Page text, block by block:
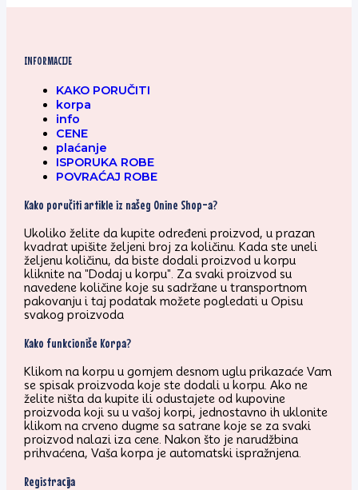
INFORMACIJE
KAKO PORUČITI
korpa
info
CENE
plaćanje
ISPORUKA ROBE
POVRAĆAJ ROBE
Kako poručiti artikle iz našeg Onine Shop-a?
Ukoliko želite da kupite određeni proizvod, u prazan
kvadrat upišite željeni broj za količinu. Kada ste uneli
željenu količinu, da biste dodali proizvod u korpu
kliknite na "Dodaj u korpu". Za svaki proizvod su
navedene količine koje su sadržane u transportnom
pakovanju i taj podatak možete pogledati u Opisu
svakog proizvoda
Kako funkcioniše Korpa?
Klikom na korpu u gornjem desnom uglu prikazaće Vam
se spisak proizvoda koje ste dodali u korpu. Ako ne
želite ništa da kupite ili odustajete od kupovine
proizvoda koji su u vašoj korpi, jednostavno ih uklonite
klikom na crveno dugme sa satrane koje se za svaki
proizvod nalazi iza cene. Nakon što je narudžbina
prihvaćena, Vaša korpa je automatski ispražnjena.
Registracija